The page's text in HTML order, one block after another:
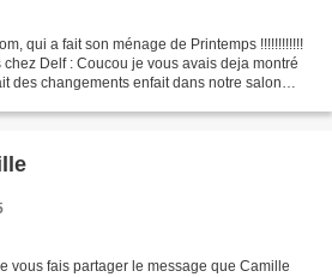
qui a fait son ménage de Printemps !!!!!!!!!!!!
Delf : Coucou je vous avais deja montré
des changements enfait dans notre salon
vous fais partager le message que Camille